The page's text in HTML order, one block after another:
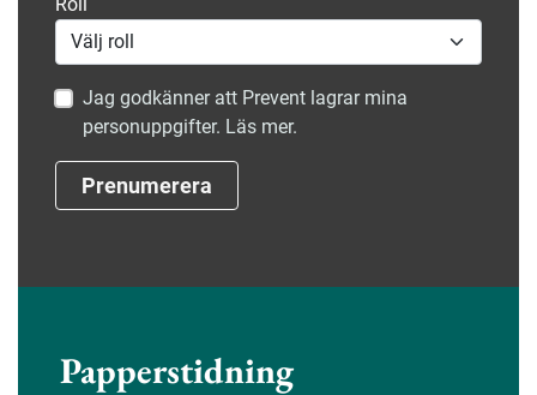
Jag godkänner att Prevent lagrar mina
personuppgifter. Läs mer.
Prenumerera
Papperstidning